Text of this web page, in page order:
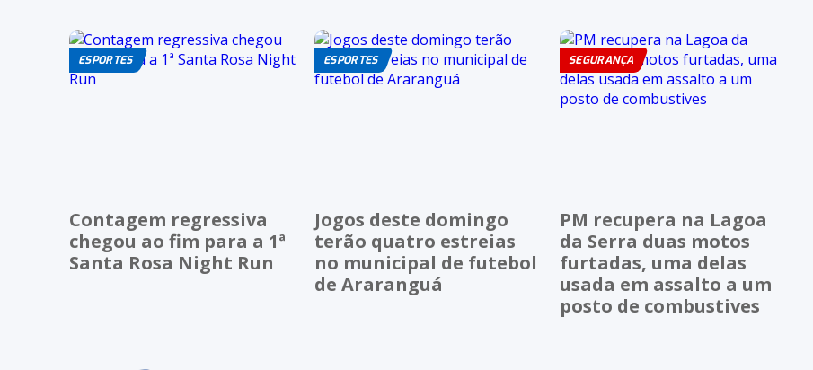
ESPORTES
Contagem regressiva
chegou ao fim para a 1ª
Santa Rosa Night Run
ESPORTES
Jogos deste domingo
terão quatro estreias
no municipal de futebol
de Araranguá
SEGURANÇA
PM recupera na Lagoa
da Serra duas motos
furtadas, uma delas
usada em assalto a um
posto de combustives